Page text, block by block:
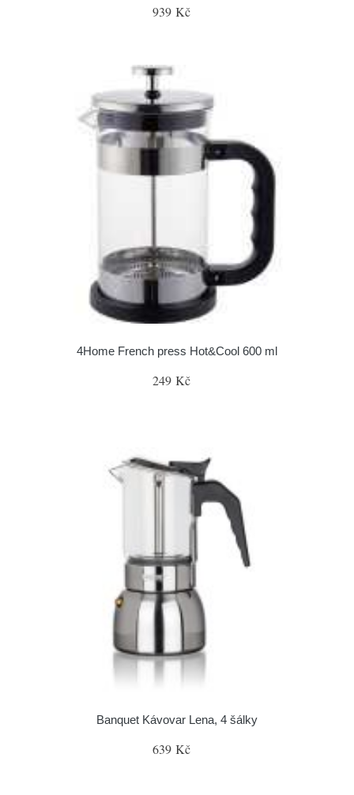
939 Kč
4Home French press Hot&Cool 600 ml
249 Kč
Banquet Kávovar Lena, 4 šálky
639 Kč